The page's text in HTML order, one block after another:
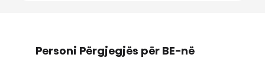
Personi Përgjegjës për BE-në